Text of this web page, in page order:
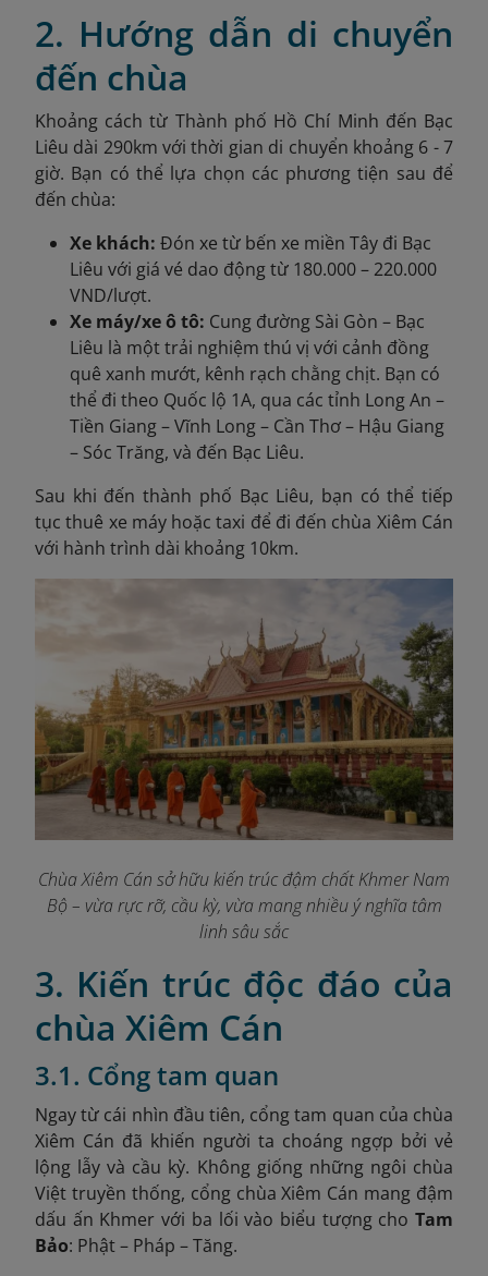
2. Hướng dẫn di chuyển
đến chùa
Khoảng cách từ Thành phố Hồ Chí Minh đến Bạc
Liêu dài 290km với thời gian di chuyển khoảng 6 - 7
giờ. Bạn có thể lựa chọn các phương tiện sau để
đến chùa:
Xe khách: Đón xe từ bến xe miền Tây đi Bạc
Liêu với giá vé dao động từ 180.000 – 220.000
VND/lượt.
Xe máy/xe ô tô: Cung đường Sài Gòn – Bạc
Liêu là một trải nghiệm thú vị với cảnh đồng
quê xanh mướt, kênh rạch chằng chịt. Bạn có
thể đi theo Quốc lộ 1A, qua các tỉnh Long An –
Tiền Giang – Vĩnh Long – Cần Thơ – Hậu Giang
– Sóc Trăng, và đến Bạc Liêu.
Sau khi đến thành phố Bạc Liêu, bạn có thể tiếp
tục thuê xe máy hoặc taxi để đi đến chùa Xiêm Cán
với hành trình dài khoảng 10km.
Chùa Xiêm Cán sở hữu kiến trúc đậm chất Khmer Nam
Bộ – vừa rực rỡ, cầu kỳ, vừa mang nhiều ý nghĩa tâm
linh sâu sắc
3. Kiến trúc độc đáo của
chùa Xiêm Cán
3.1. Cổng tam quan
Ngay từ cái nhìn đầu tiên, cổng tam quan của chùa
Xiêm Cán đã khiến người ta choáng ngợp bởi vẻ
lộng lẫy và cầu kỳ. Không giống những ngôi chùa
Việt truyền thống, cổng chùa Xiêm Cán mang đậm
dấu ấn Khmer với ba lối vào biểu tượng cho Tam
Bảo: Phật – Pháp – Tăng.